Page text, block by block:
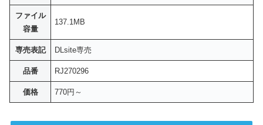
ファイル
容量
137.1MB
専売表記 DLsite専売
品番 RJ270296
価格 770円～